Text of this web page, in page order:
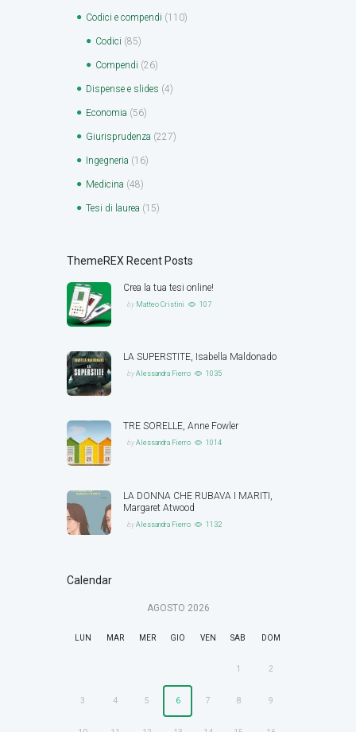
Codici e compendi (110)
Codici (85)
Compendi (26)
Dispense e slides (4)
Economia (56)
Giurisprudenza (227)
Ingegneria (16)
Medicina (48)
Tesi di laurea (15)
ThemeREX Recent Posts
Crea la tua tesi online!
by Matteo Cristini 107
LA SUPERSTITE, Isabella Maldonado
byAlessandra Fierro 1035
TRE SORELLE, Anne Fowler
byAlessandra Fierro 1014
LA DONNA CHE RUBAVA I MARITI,
Margaret Atwood
byAlessandra Fierro 1132
Calendar
AGOSTO 2026
LUN MAR MER GIO VEN SAB DOM
1 2
3 4 5 6 7 8 9